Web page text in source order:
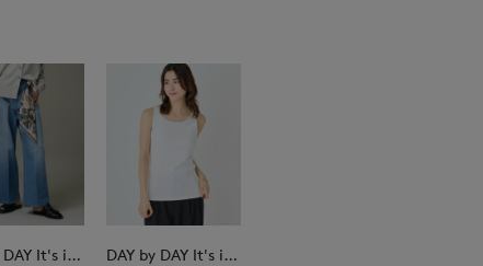
DAY by DAY It's international
DAY by DAY It's international